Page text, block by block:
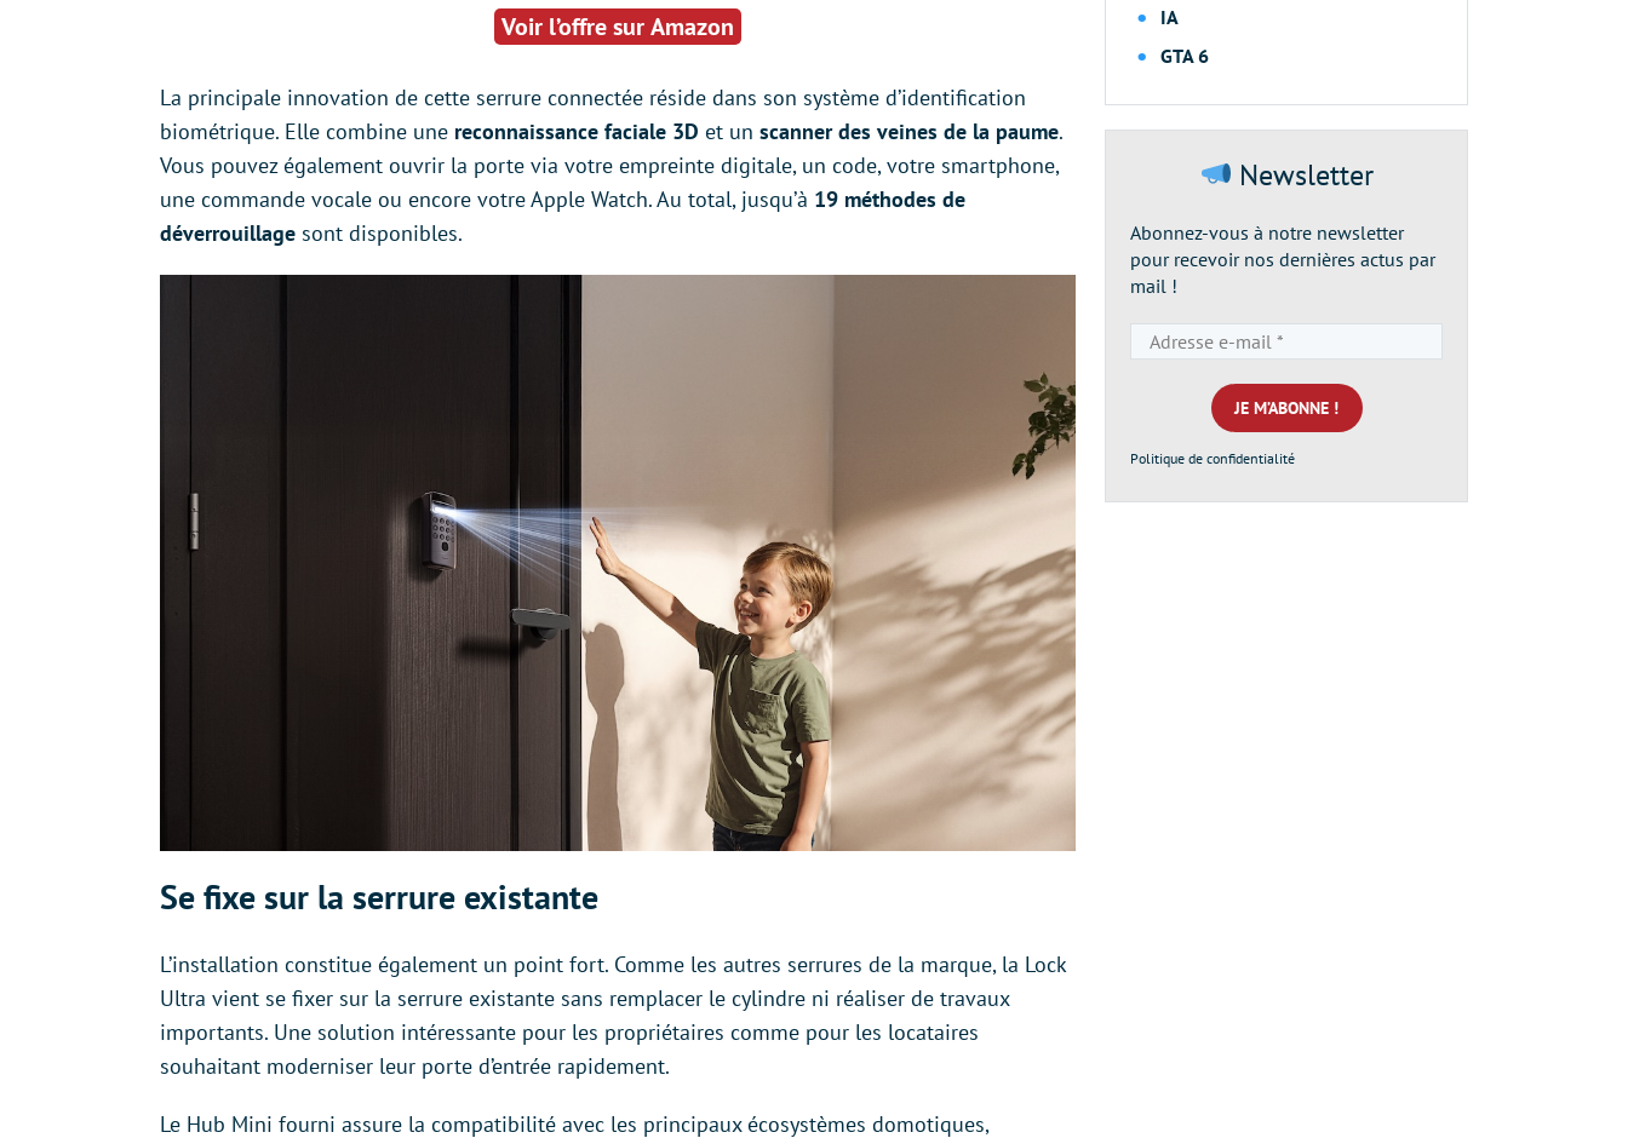
Voir l’offre sur Amazon
La principale innovation de cette serrure connectée réside dans son système d’identification
biométrique. Elle combine une reconnaissance faciale 3D et un scanner des veines de la paume.
Vous pouvez également ouvrir la porte via votre empreinte digitale, un code, votre smartphone,
une commande vocale ou encore votre Apple Watch. Au total, jusqu’à 19 méthodes de
déverrouillage sont disponibles.
Se fixe sur la serrure existante
L’installation constitue également un point fort. Comme les autres serrures de la marque, la Lock
Ultra vient se fixer sur la serrure existante sans remplacer le cylindre ni réaliser de travaux
importants. Une solution intéressante pour les propriétaires comme pour les locataires
souhaitant moderniser leur porte d’entrée rapidement.
Le Hub Mini fourni assure la compatibilité avec les principaux écosystèmes domotiques,
IA
GTA 6
Newsletter
Abonnez-vous à notre newsletter
pour recevoir nos dernières actus par
mail !
e-
mail
*
Politique de confidentialité